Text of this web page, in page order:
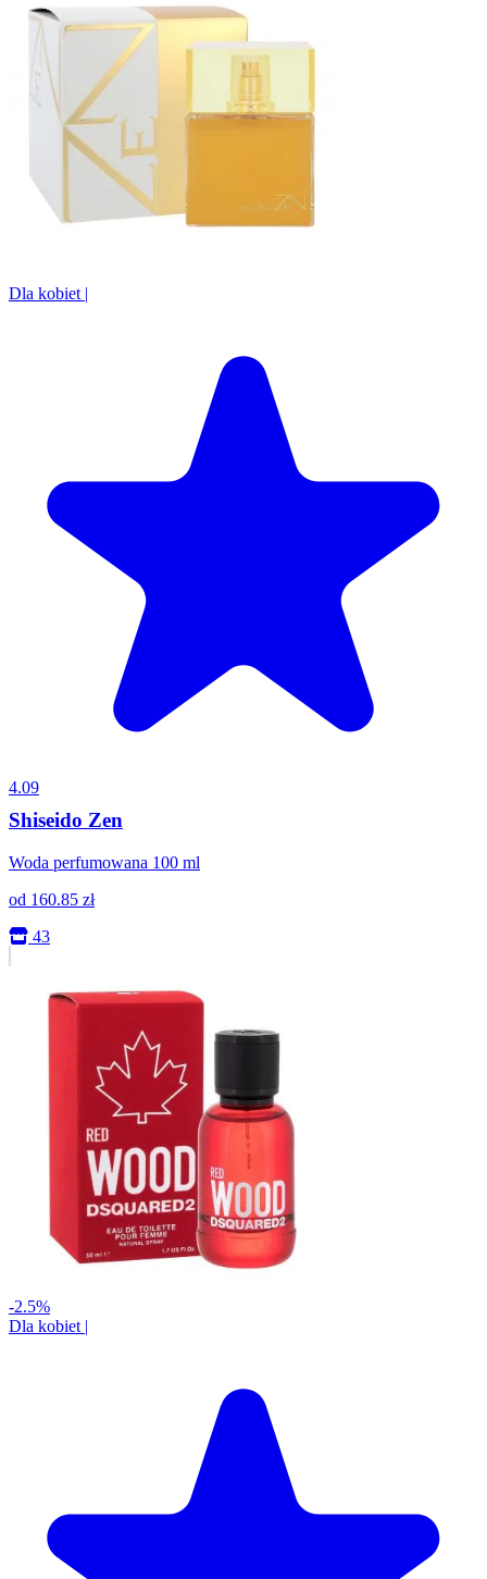
Dla kobiet |
4.09
Shiseido Zen
Woda perfumowana 100 ml
od 160.85 zł
43
-2.5%
Dla kobiet |